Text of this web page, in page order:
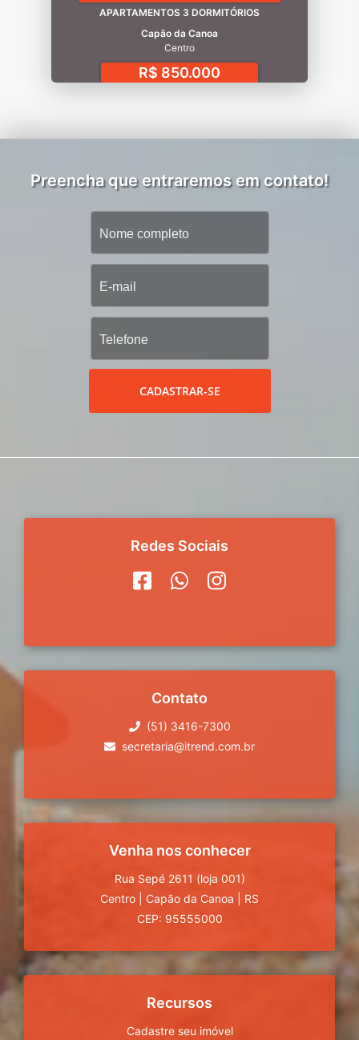
APARTAMENTOS 3 DORMITÓRIOS
Capão da Canoa
Centro
R$ 850.000
Preencha que entraremos em contato!
CADASTRAR-SE
Redes Sociais
Contato
(51) 3416-7300
secretaria@itrend.com.br
Venha nos conhecer
Rua Sepé 2611 (loja 001)
Centro
Capão da Canoa
RS
CEP: 95555000
Recursos
Cadastre seu imóvel